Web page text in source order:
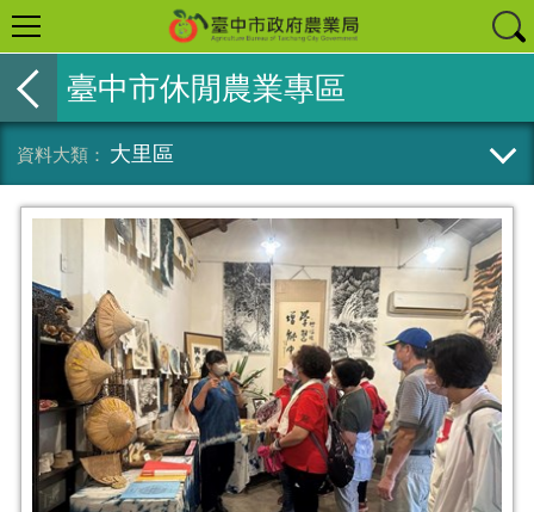
臺中市休閒農業專區
大里區